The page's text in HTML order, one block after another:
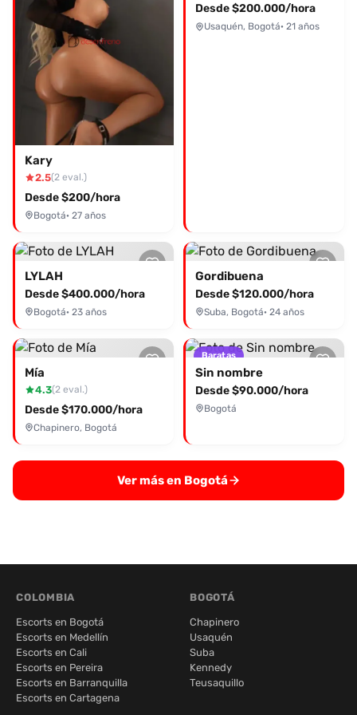
Kary
2.5(2 eval.)
Desde $200/hora
Bogotá· 27 años
Desde $200.000/hora
Usaquén, Bogotá· 21 años
LYLAH
Desde $400.000/hora
Bogotá· 23 años
Gordibuena
Desde $120.000/hora
Suba, Bogotá· 24 años
Mía
4.3(2 eval.)
Desde $170.000/hora
Chapinero, Bogotá
Baratas
Sin nombre
Desde $90.000/hora
Bogotá
Ver más en Bogotá
COLOMBIA
Escorts en Bogotá
Escorts en Medellín
Escorts en Cali
Escorts en Pereira
Escorts en Barranquilla
Escorts en Cartagena
BOGOTÁ
Chapinero
Usaquén
Suba
Kennedy
Teusaquillo